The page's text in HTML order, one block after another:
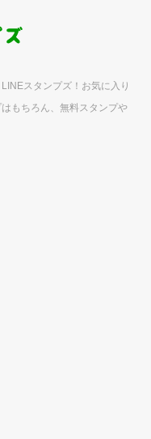
スタンプズ！お気に入り
もちろん、無料スタンプや